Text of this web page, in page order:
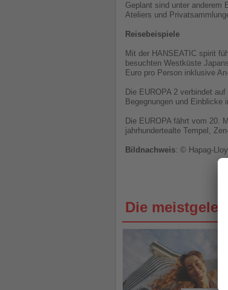
Geplant sind unter anderem
Ateliers und
Reisebeispiele
Mit der HANSEATIC spirit
besuchten Westküste
Euro pro Person inklusive
Die EUROPA 2 verbindet
Begegnungen und Einblicke
Die EUROPA fährt vom 20.
jahrhundertealte Tempel,
Bildnachweis: © Hapag-
Die